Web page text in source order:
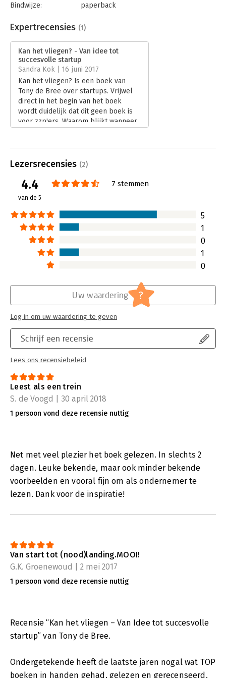
Basecamp.
'Een praktische handleiding in het succesvol opzetten en
opschalen van een onderneming. Het attendeert je op
veelvoorkomende fouten en helpt jouw idee tot werkelijkheid
te maken.' - Niels Turfboer, Managing Director Benelux,
Spotcap.
'Een boek over de héle startupweg met duidelijke
voorbeelden uit de praktijk, top! Dit boek had mij aan het begin
van mijn ondernemerscarrière veel handvatten kunnen geven.'
- Marjolein Oomen, CEO Double Dutch Lingerie.
Bindwijze:
paperback
Uitgever:
Van Duuren Management
Verschijningsdatum:
20-4-2017
Hoofdrubriek: Strategisch management
Expertrecensies (1)
Kan het vliegen? - Van idee tot
succesvolle startup
Sandra Kok | 16 juni 2017
Kan het vliegen? Is een boek van
Tony de Bree over startups. Vrijwel
direct in het begin van het boek
wordt duidelijk dat dit geen boek is
voor zzp'ers. Waarom blijkt wanneer
Lezersrecensies (2)
4.4
van de 5
7 stemmen
5
1
0
1
0
Schrijf een recensie
Lees ons recensiebeleid
Uw waardering ?
Log in om uw waardering te geven
Leest als een trein
S. de Voogd | 30 april 2018
1 persoon vond deze recensie nuttig
Net met veel plezier het boek gelezen. In slechts 2
dagen. Leuke bekende, maar ook minder bekende
voorbeelden en vooral fijn om als ondernemer te
lezen. Dank voor de inspiratie!
Van start tot (nood)landing.MOOI!
G.K. Groenewoud | 2 mei 2017
1 persoon vond deze recensie nuttig
Recensie “Kan het vliegen – Van Idee tot succesvolle
startup” van Tony de Bree.
Ondergetekende heeft de laatste jaren nogal wat TOP
boeken in handen gehad, gelezen en gerecenseerd,